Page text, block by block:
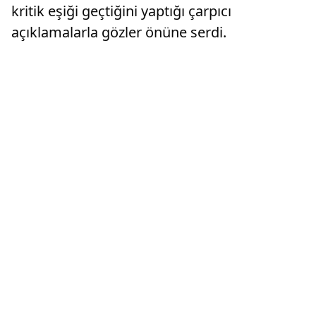
kritik eşiği geçtiğini yaptığı çarpıcı
açıklamalarla gözler önüne serdi.